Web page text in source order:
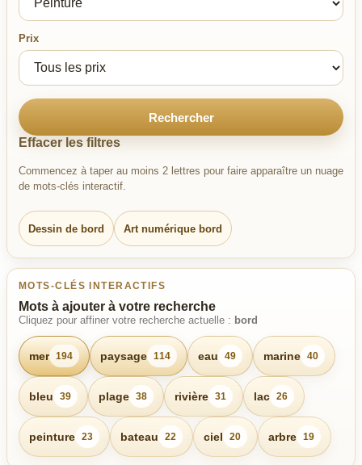
Prix
Rechercher
Effacer les filtres
Commencez à taper au moins 2 lettres pour faire apparaître un nuage
de mots-clés interactif.
Dessin de bord Art numérique bord
MOTS-CLÉS INTERACTIFS
Mots à ajouter à votre recherche
Cliquez pour affiner votre recherche actuelle : bord
mer 194 paysage 114 eau 49 marine 40
bleu 39 plage 38 rivière 31 lac 26
peinture 23 bateau 22 ciel 20 arbre 19